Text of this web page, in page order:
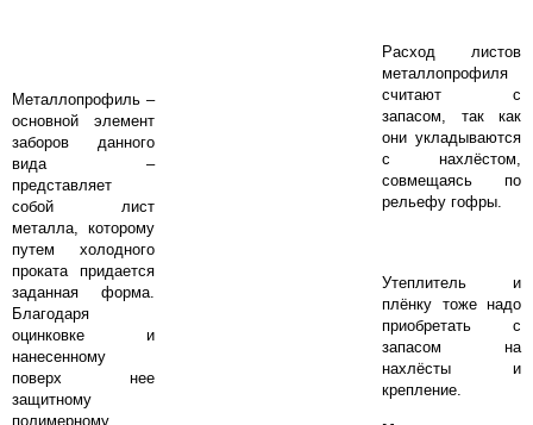
Металлопрофиль –
основной элемент
заборов данного
вида –
представляет
собой лист
металла, которому
путем холодного
проката придается
заданная форма.
Благодаря
оцинковке и
нанесенному
поверх нее
защитному
полимерному
Расход листов
металлопрофиля
считают с
запасом, так как
они укладываются
с нахлёстом,
совмещаясь по
рельефу гофры.
Утеплитель и
плёнку тоже надо
приобретать с
запасом на
нахлёсты и
крепление.